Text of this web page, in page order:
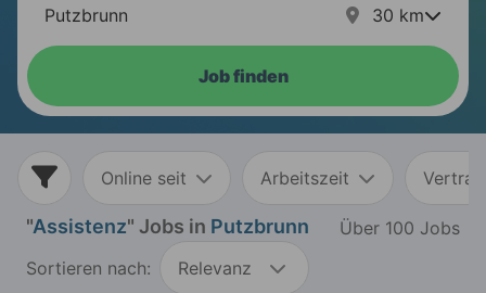
30 km
Job finden
Online seit Arbeitszeit
"Assistenz" Jobs in Putzbrunn
Über 100 Jobs
Sortieren nach:
Relevanz